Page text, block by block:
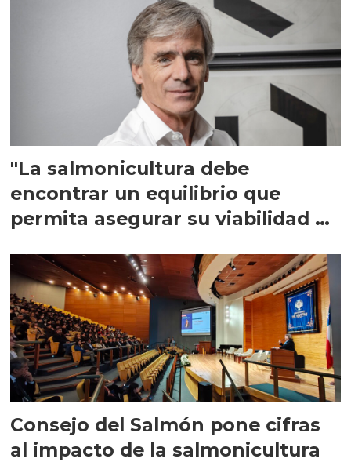
"La salmonicultura debe
encontrar un equilibrio que
permita asegurar su viabilidad de
Consejo del Salmón pone cifras
al impacto de la salmonicultura